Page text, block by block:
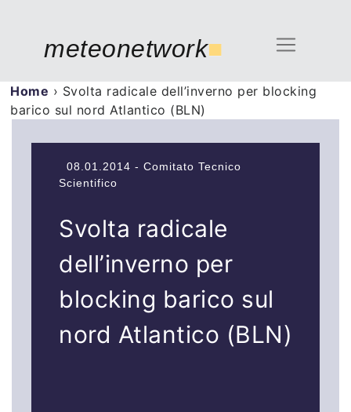
meteonetwork■
Home › Svolta radicale dell’inverno per blocking
barico sul nord Atlantico (BLN)
08.01.2014 - Comitato Tecnico
Scientifico
Svolta radicale
dell’inverno per
blocking barico sul
nord Atlantico (BLN)